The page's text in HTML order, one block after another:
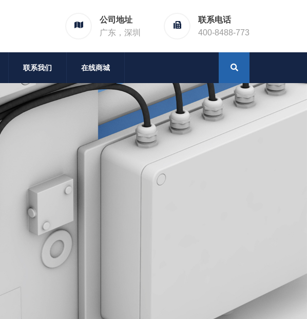
公司地址
广东，深圳
联系电话
400-8488-773
联系我们 在线商城